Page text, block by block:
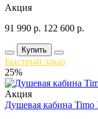
Акция
91 990 р. 122 600 р.
Купить
Быстрый заказ
25%
Акция
Душевая кабина Timo